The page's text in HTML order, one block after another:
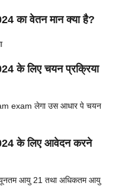
का वेतन मान क्या है?
के लिए चयन प्रक्रिया
exam लेगा उस आधार पे चयन
के लिए आवेदन करने
आयु 21 तथा अधिकतम आयु